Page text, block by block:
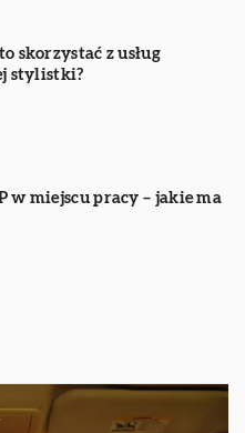
skorzystać z usług
stylistki?
w miejscu pracy – jakie ma